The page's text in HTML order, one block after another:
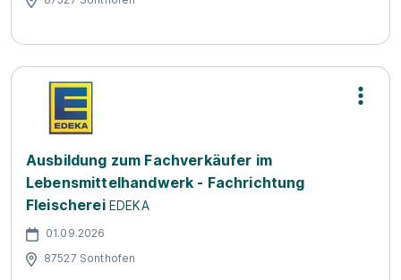
Ausbildung zum Fachverkäufer im
Lebensmittelhandwerk - Fachrichtung
Fleischerei EDEKA
01.09.2026
87527 Sonthofen